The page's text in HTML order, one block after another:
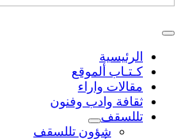
الرئيسية
كـتـاب ألموقع
مقالات واراء
ثقافة وادب وفنون
تللسقف
شؤون تللسقف